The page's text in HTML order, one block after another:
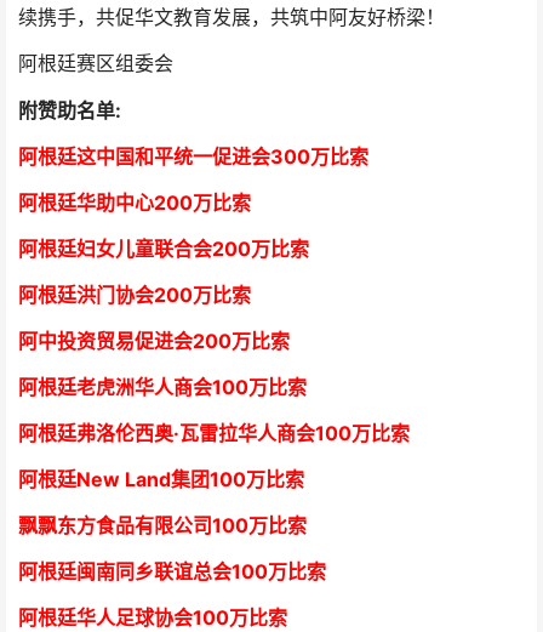
续携手，共促华文教育发展，共筑中阿友好桥梁！
阿根廷赛区组委会
附赞助名单:
阿根廷这中国和平统一促进会300万比索
阿根廷华助中心200万比索
阿根廷妇女儿童联合会200万比索
阿根廷洪门协会200万比索
阿中投资贸易促进会200万比索
阿根廷老虎洲华人商会100万比索
阿根廷弗洛伦西奥·瓦雷拉华人商会100万比索
阿根廷New Land集团100万比索
飘飘东方食品有限公司100万比索
阿根廷闽南同乡联谊总会100万比索
阿根廷华人足球协会100万比索